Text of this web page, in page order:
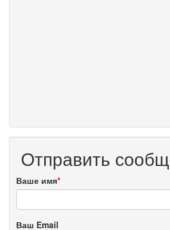
Отправить
Ваше имя*
Ваш Email